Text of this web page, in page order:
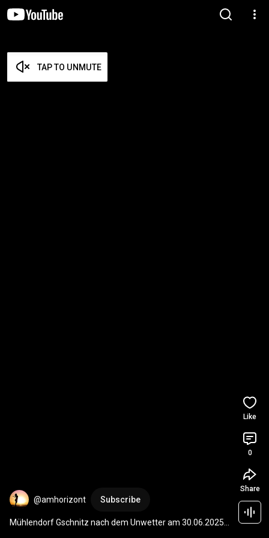
TAP TO UNMUTE
@amhorizont Subscribe
Mühlendorf Gschnitz nach dem Unwetter am 30.06.2025.
Like
0
Share